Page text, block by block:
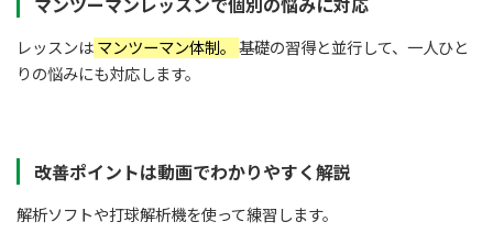
マンツーマンレッスンで個別の悩みに対応
レッスンは マンツーマン体制。 基礎の習得と並行して、一人ひと
りの悩みにも対応します。
改善ポイントは動画でわかりやすく解説
解析ソフトや打球解析機を使って練習します。